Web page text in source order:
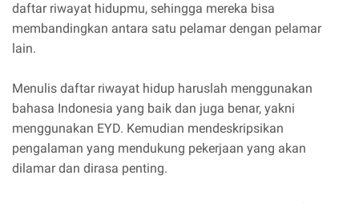
daftar riwayat hidupmu, sehingga mereka bisa
membandingkan antara satu pelamar dengan pelamar
lain.
Menulis daftar riwayat hidup haruslah menggunakan
bahasa Indonesia yang baik dan juga benar, yakni
menggunakan EYD. Kemudian mendeskripsikan
pengalaman yang mendukung pekerjaan yang akan
dilamar dan dirasa penting.